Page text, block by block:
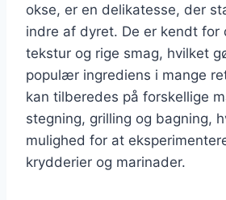
okse, er en delikatesse, der
indre af dyret. De er kendt for
tekstur og rige smag, hvilket
populær ingrediens i mange
kan tilberedes på forskellige
stegning, grilling og bagning,
mulighed for at
krydderier og marinader.